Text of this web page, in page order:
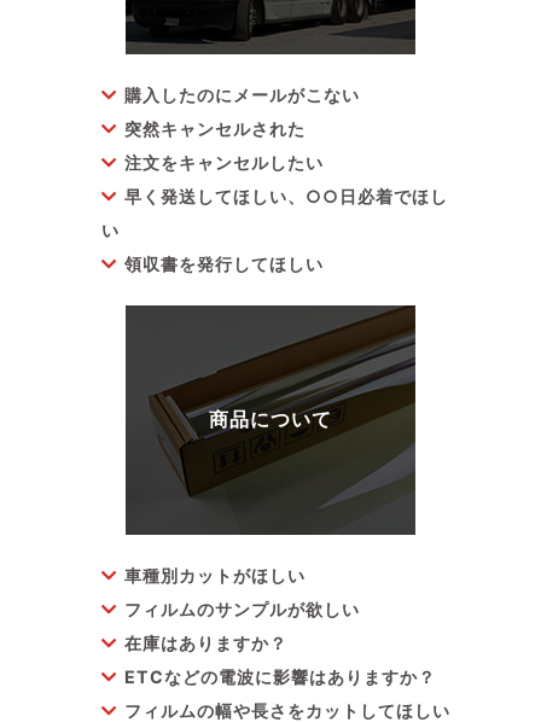
購入したのにメールがこない
突然キャンセルされた
注文をキャンセルしたい
早く発送してほしい、○○日必着でほし
い
領収書を発行してほしい
車種別カットがほしい
フィルムのサンプルが欲しい
在庫はありますか？
ETCなどの電波に影響はありますか？
フィルムの幅や長さをカットしてほしい